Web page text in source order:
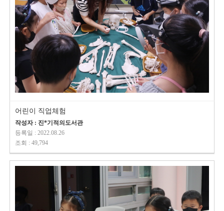
어린이 직업체험
작성자 : 진*기적의도서관
등록일 : 2022.08.26
조회 : 49,794